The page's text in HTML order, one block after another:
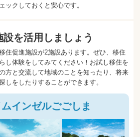
ックしておくと安心です。
を活用しましょう
住促進施設が2施設あります。ぜひ、移住
し体験をしてみてください！お試し移住を
方と交流して地域のことを知ったり、将来
しをしたりすることができます。
インゼルごごしま